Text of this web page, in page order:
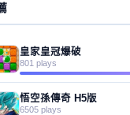
皇家皇冠爆破
801 plays
悟空孫傳奇 H5版
6505 plays